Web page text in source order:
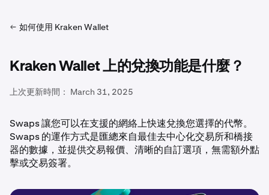
如何使用 Kraken Wallet
Kraken Wallet 上的兌換功能是什麼？
上次更新時間： March 31, 2025
Swaps 讓您可以在支援的網絡上快速兌換您選擇的代幣。
Swaps 的運作方式是匯總來自最佳去中心化交易所和橋接
器的數據，並提供交易報價、清晰的自訂選項，無需額外點
擊或交易簽署。